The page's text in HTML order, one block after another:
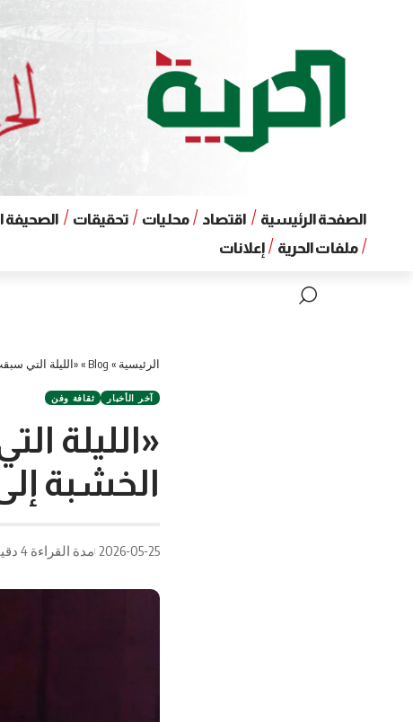
الصفحة الرئيسية اقتصاد محليات تحقيقات الصحيفة
ملفات الحرية
إعلانات
الرئيسية »
Blog
»«الليلة التي
آخر الأخبار ثقافة وفن
«الليلة
الخشبة
2026-05-25 مدة القراءة 4 دقيقة/دقائق